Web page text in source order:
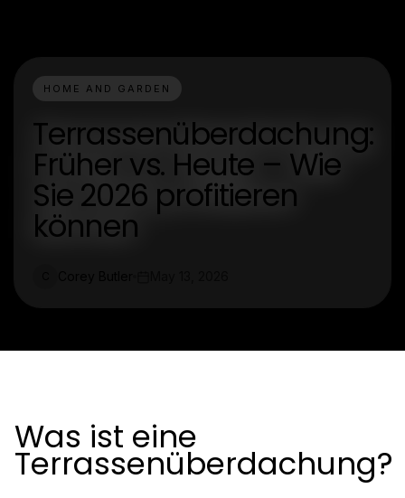
HOME AND GARDEN
Terrassenüberdachung:
Früher vs. Heute – Wie
Sie 2026 profitieren
können
Was ist eine
Terrassenüberdachung?